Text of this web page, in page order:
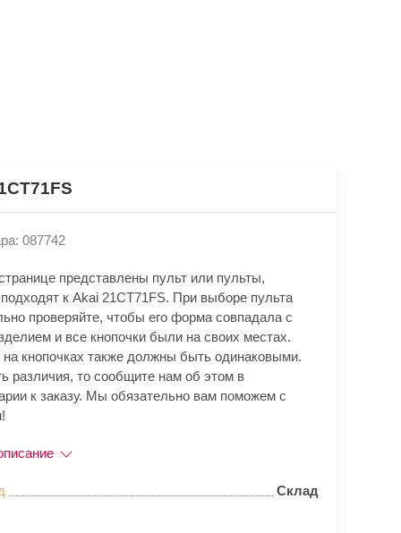
087742
представлены пульт или пульты,
к Akai 21CT71FS. При выборе пульта
проверяйте, чтобы его форма совпадала с
и все кнопочки были на своих местах.
кнопочках также должны быть одинаковыми.
различия, то сообщите нам об этом в
к заказу. Мы обязательно вам поможем с
Склад